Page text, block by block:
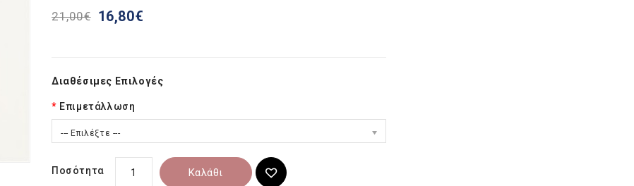
21,00€ 16,80€
Διαθέσιμες Επιλογές
Επιμετάλλωση
--- Επιλέξτε ---
Ποσότητα Καλάθι